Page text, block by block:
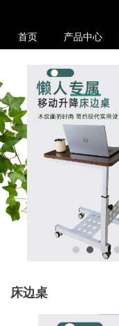
首页 产品中心
床边桌